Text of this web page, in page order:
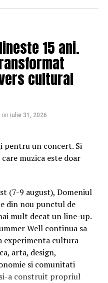
15 ani.
cultural
on iulie 31, 2026
pentru un concert. Si
muzica este doar
(7-9 august), Domeniul
din nou punctul de
mult decat un line-up.
Well continua sa
experimenta cultura
arta, design,
si comunitati
a construit propriul